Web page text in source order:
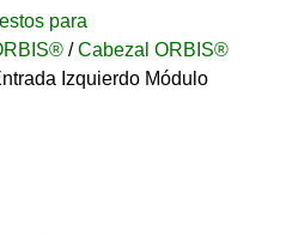
para
/Cabezal ORBIS®
Izquierdo Módulo